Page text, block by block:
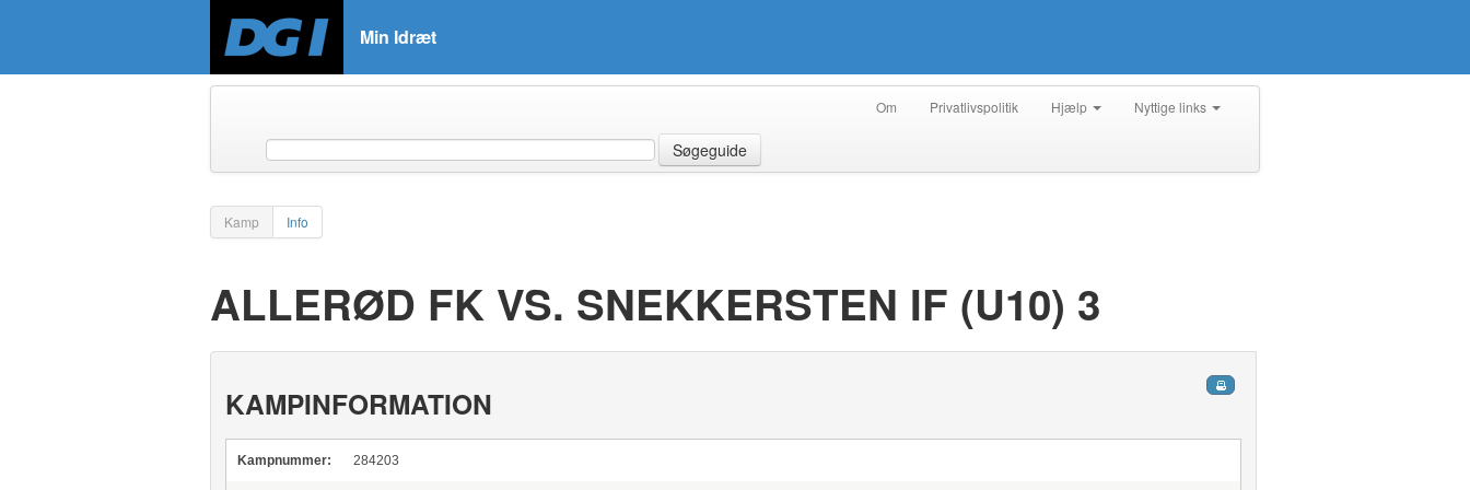
Min Idræt
Om Privatlivspolitik Hjælp Nyttige links
Søgeguide
Kamp Info
ALLERØD FK VS. SNEKKERSTEN IF (U10) 3
KAMPINFORMATION
Kampnummer: 284203